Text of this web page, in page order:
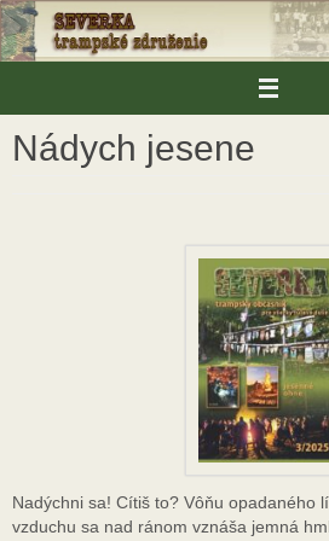
Skip
to
content
Nádych jesene
Nadýchni sa! Cítiš to? Vôňu opadaného
vzduchu sa nad ránom vznáša jemná